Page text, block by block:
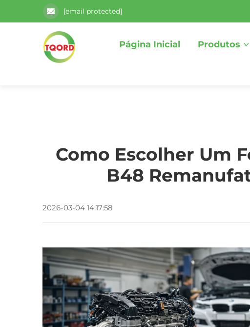
[email protected]
Página Inicial Produtos
Como Escolher Um
B48
2026-03-04 14:17:58